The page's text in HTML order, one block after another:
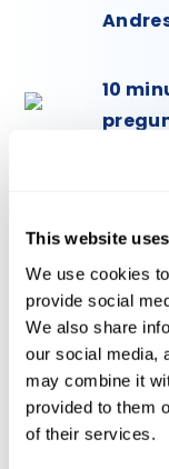
This website
We use cookies
provide social
We also share
our social media,
may combine it
provided to them
of their services.
10
directivas
riesgo